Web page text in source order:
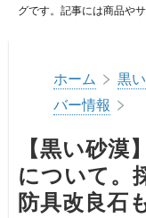
グです。記事には商品や
ホーム > 黒
バー情報 >
【黒い砂
について。
防具改良石